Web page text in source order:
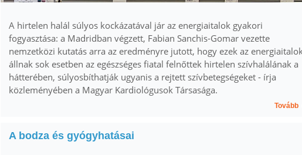
A hirtelen halál súlyos kockázatával jár az energiaitalok gyakori
fogyasztása: a Madridban végzett, Fabian Sanchis-Gomar vezette
nemzetközi kutatás arra az eredményre jutott, hogy ezek az
állnak sok esetben az egészséges fiatal felnőttek hirtelen szívhalálának a
hátterében, súlyosbíthatják ugyanis a rejtett szívbetegségeket - írja
közleményében a Magyar Kardiológusok Társasága.
Tovább
A bodza és gyógyhatásai